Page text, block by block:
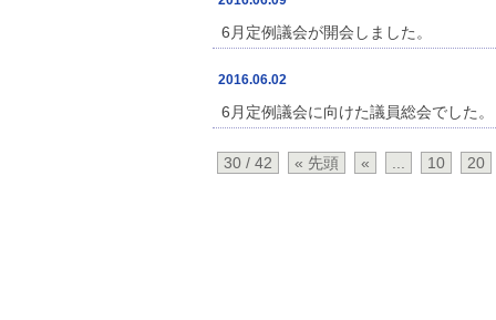
6月定例議会が開会しました。
2016.06.02
6月定例議会に向けた議員総会でした。
30 / 42 « 先頭 « 10 20